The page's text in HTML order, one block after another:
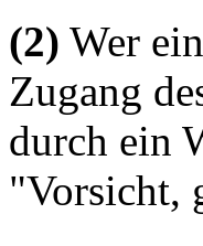
(2) Wer
Zugang
durch ein
"Vorsicht,